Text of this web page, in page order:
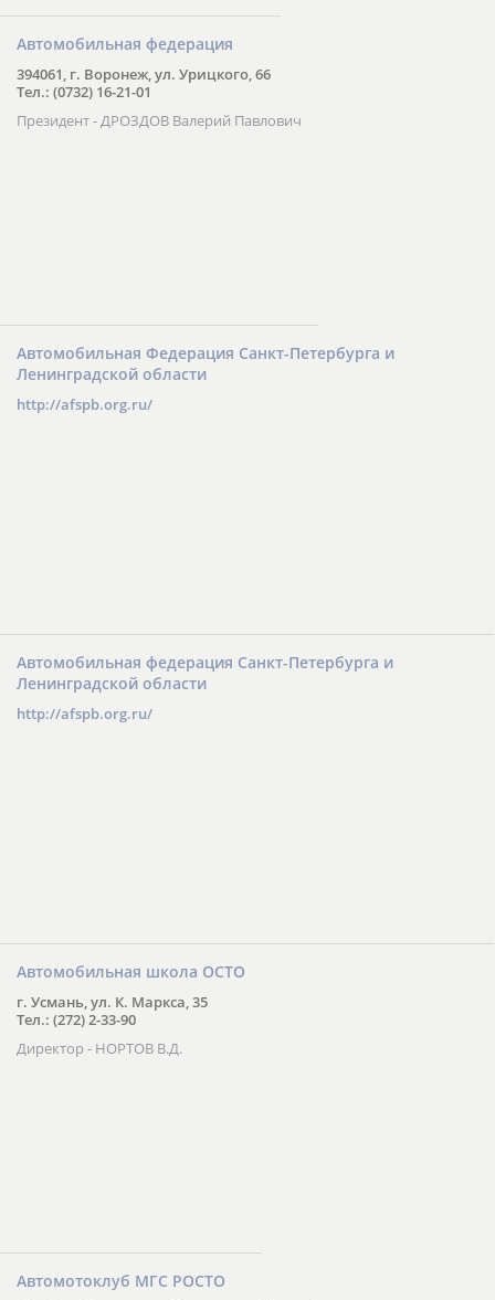
Автомобильная федерация
394061, г. Воронеж, ул. Урицкого, 66
Тел.: (0732) 16-21-01
Президент - ДРОЗДОВ Валерий Павлович
Автомобильная Федерация Санкт-Петербурга и
Ленинградской области
http://afspb.org.ru/
Автомобильная федерация Санкт-Петербурга и
Ленинградской области
http://afspb.org.ru/
Автомобильная школа ОСТО
г. Усмань, ул. К. Маркса, 35
Тел.: (272) 2-33-90
Директор - НОРТОВ В.Д.
Автомотоклуб МГС РОСТО